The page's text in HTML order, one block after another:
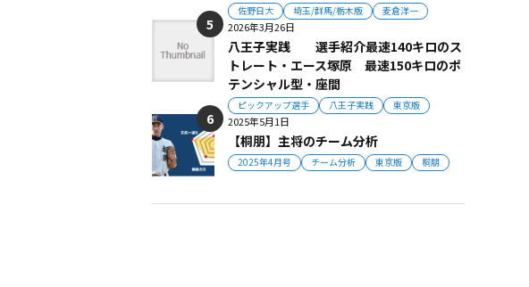
佐野日大 埼玉/群馬/栃木版 麦倉洋一
2026年3月26日
八王子実践 選手紹介最速140キロのス
トレート・エース塚原 最速150キロのポ
テンシャル型・座間
ピックアップ選手 八王子実践 東京版
2025年5月1日
【桐朋】主将のチーム分析
2025年4月号 チーム分析 東京版 桐朋